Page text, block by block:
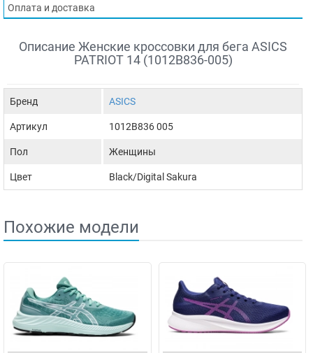
Оплата и доставка
Описание Женские кроссовки для бега ASICS
PATRIOT 14 (1012B836-005)
Бренд ASICS
Артикул 1012B836 005
Пол Женщины
Цвет Black/Digital Sakura
Похожие модели